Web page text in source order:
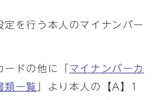
定を行う本人のマイナンバー
ドの他に「 マイナンバーカ
類一覧
」より本人の【A】1